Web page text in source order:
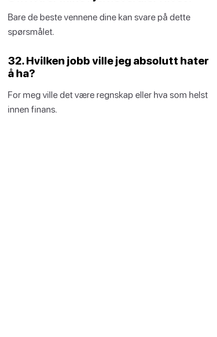
Bare de beste vennene dine kan svare på dette
spørsmålet.
32. Hvilken jobb ville jeg absolutt hater
å ha?
For meg ville det være regnskap eller hva som helst
innen finans.